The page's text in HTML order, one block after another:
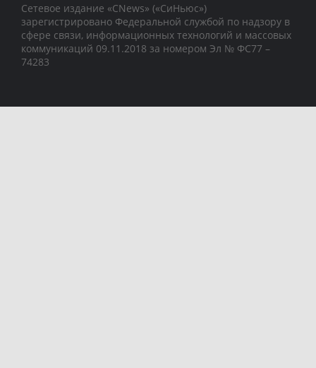
Сетевое издание «CNews» («СиНьюс»)
зарегистрировано Федеральной службой по надзору в
сфере связи, информационных технологий и массовых
коммуникаций 09.11.2018 за номером Эл № ФС77 –
74283